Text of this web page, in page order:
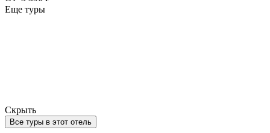
Еще туры
Скрыть
Все туры в этот отель